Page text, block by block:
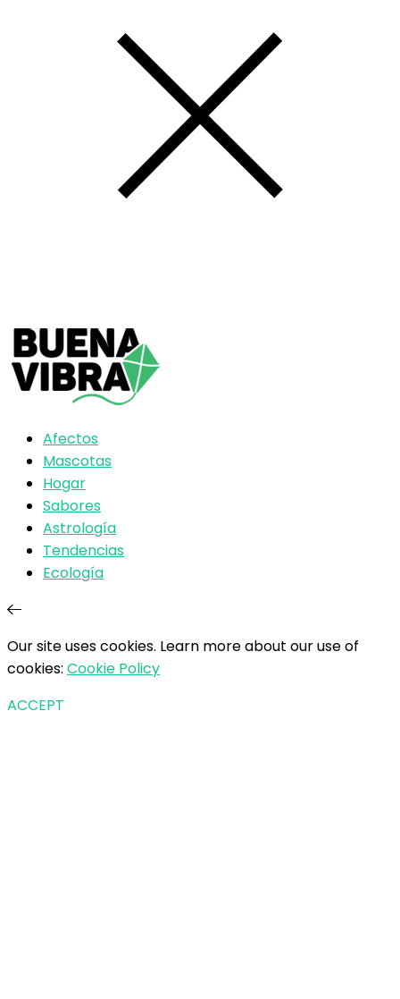
Afectos
Mascotas
Hogar
Sabores
Astrología
Tendencias
Ecología
Our site uses cookies. Learn more about our use of
cookies: Cookie Policy
ACCEPT